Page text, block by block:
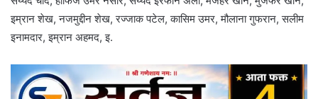
इम्रान शेख, नजमुद्दीन शेख, रज्जाक पटेल, कासिम उमर, मौलाना गुफरान, सलीम
इनामदार, इम्रान अहमद, इ.